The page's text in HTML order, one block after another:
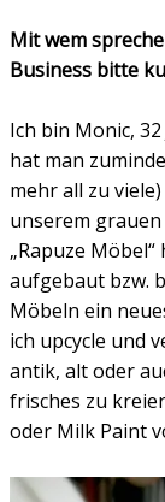
Mit wem
Business bitte
Ich bin Monic,
hat man
mehr all zu
unserem
„Rapuze
aufgebaut bzw.
Möbeln ein
ich upcycle und
antik, alt oder
frisches zu
oder Milk Paint